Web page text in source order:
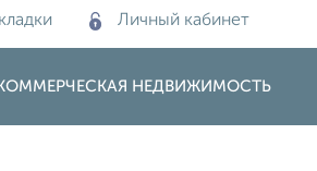
Личный кабинет
КОММЕРЧЕСКАЯ НЕДВИЖИМОСТЬ